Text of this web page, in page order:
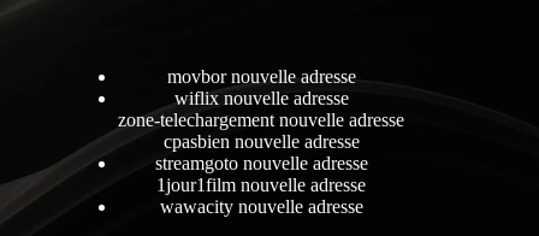
movbor nouvelle adresse
wiflix nouvelle adresse
zone-telechargement nouvelle adresse
cpasbien nouvelle adresse
streamgoto nouvelle adresse
1jour1film nouvelle adresse
wawacity nouvelle adresse